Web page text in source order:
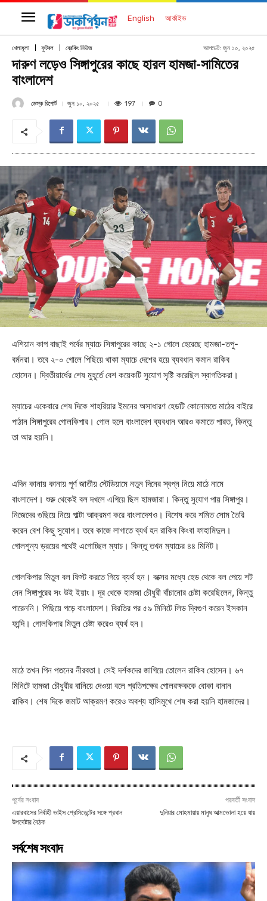
English আর্কাইভ
খেলাধূলা ফুটবল ব্রেকিং নিউজ আপডেট: জুন ১০, ২০২৫
দারুণ লড়েও সিঙ্গাপুরের কাছে হারল হামজা-সামিতের
বাংলাদেশ
ডেস্ক রিপোর্ট জুন ১০, ২০২৫ 197 0
এশিয়ান কাপ বাছাই পর্বের ম্যাচে সিঙ্গাপুরের কাছে ২-১ গোলে হেরেছে হামজা-তপু-
বর্মনরা। তবে ২-০ গোলে পিছিয়ে থাকা ম্যাচে দেশের হয়ে ব্যবধান কমান রাকিব
হোসেন। দ্বিতীয়ার্ধের শেষ মুহূর্তে বেশ কয়েকটি সুযোগ সৃষ্টি করেছিল স্বাগতিকরা।
ম্যাচের একেবারে শেষ দিকে শাহরিয়ার ইমনের অসাধারণ হেডটি কোনোমতে মাঠের বাইরে
পাঠান সিঙ্গাপুরের গোলকিপার। গোল হলে বাংলাদেশ ব্যবধান আরও কমাতে পারত, কিন্তু
তা আর হয়নি।
এদিন কানায় কানায় পূর্ণ জাতীয় স্টেডিয়ামে নতুন দিনের স্বপ্ন নিয়ে মাঠে নামে
বাংলাদেশ। শুরু থেকেই বল দখলে এগিয়ে ছিল হামজারা। কিন্তু সুযোগ পায় সিঙ্গাপুর।
নিজেদের গুছিয়ে নিয়ে পাল্টা আক্রমণ করে বাংলাদেশও। বিশেষ করে শমিত সোম তৈরি
করেন বেশ কিছু সুযোগ। তবে কাজে লাগাতে ব্যর্থ হন রাকিব কিংবা ফাহামিদুল।
গোলশূন্য ড্রয়ের পথেই এগোচ্ছিল ম্যাচ। কিন্তু তখন ম্যাচের ৪৪ মিনিট।
গোলকিপার মিতুল বল ফিস্ট করতে গিয়ে ব্যর্থ হন। বক্সের মধ্যে হেড থেকে বল পেয়ে শট
নেন সিঙ্গাপুরের সং উই ইয়াং। দূর থেকে হামজা চৌধুরী বাঁচানোর চেষ্টা করেছিলেন, কিন্তু
পারেননি। পিছিয়ে পড়ে বাংলাদেশ। বিরতির পর ৫৯ মিনিটে লিড দ্বিগুণ করেন ইসকান
ফান্দি। গোলকিপার মিতুল চেষ্টা করেও ব্যর্থ হন।
মাঠে তখন পিন পতনের নীরবতা। সেই দর্শকদের জাগিয়ে তোলেন রাকিব হোসেন। ৬৭
মিনিটে হামজা চৌধুরীর বানিয়ে দেওয়া বলে প্রতিপক্ষের গোলরক্ষককে বোকা বানান
রাকিব। শেষ দিকে জমাট আক্রমণ করেও অবশ্য হাসিমুখে শেষ করা হয়নি হামজাদের।
পূর্বের সংবাদ
এয়ারবাসের নির্বাহী ভাইস প্রেসিডেন্টের সঙ্গে প্রধান
উপদেষ্টার বৈঠক
পরবর্তী সংবাদ
দুনিয়ার মোহমায়ায় মানুষ আত্মভোলা হয়ে যায়
সর্বশেষ সংবাদ